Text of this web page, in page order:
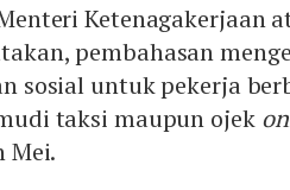
Ketenagakerjaan
pembahasan
sosial untuk pekerja
taksi maupun ojek
Mei.